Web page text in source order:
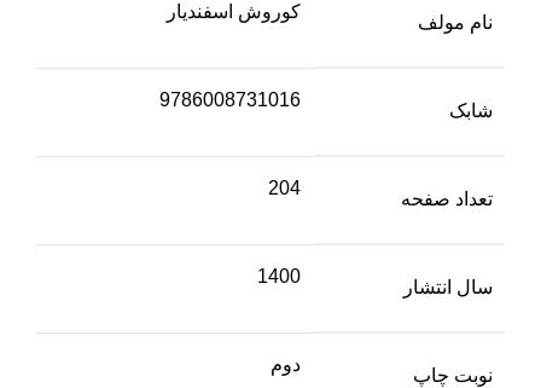
نام مولف
کوروش اسفندیار
شابک
9786008731016
تعداد صفحه
204
سال انتشار
1400
نوبت چاپ
دوم